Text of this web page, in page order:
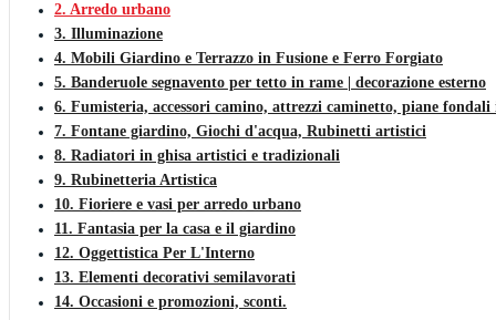
2. Arredo urbano
3. Illuminazione
4. Mobili Giardino e Terrazzo in Fusione e Ferro Forgiato
5. Banderuole segnavento per tetto in rame | decorazione esterno
6. Fumisteria, accessori camino, attrezzi caminetto, piane fondali
7. Fontane giardino, Giochi d'acqua, Rubinetti artistici
8. Radiatori in ghisa artistici e tradizionali
9. Rubinetteria Artistica
10. Fioriere e vasi per arredo urbano
11. Fantasia per la casa e il giardino
12. Oggettistica Per L'Interno
13. Elementi decorativi semilavorati
14. Occasioni e promozioni, sconti.